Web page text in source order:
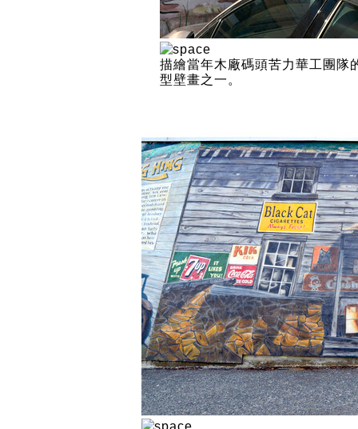
描繪當年木廠碼頭苦力華工團
型壁畫之一。